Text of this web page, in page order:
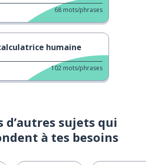
68 mots/phrases
humaine
102 mots/phrases
d’autres sujets qui
à tes besoins